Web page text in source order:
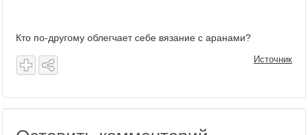
Кто по-другому облегчает себе вязание с аранами?
Источник